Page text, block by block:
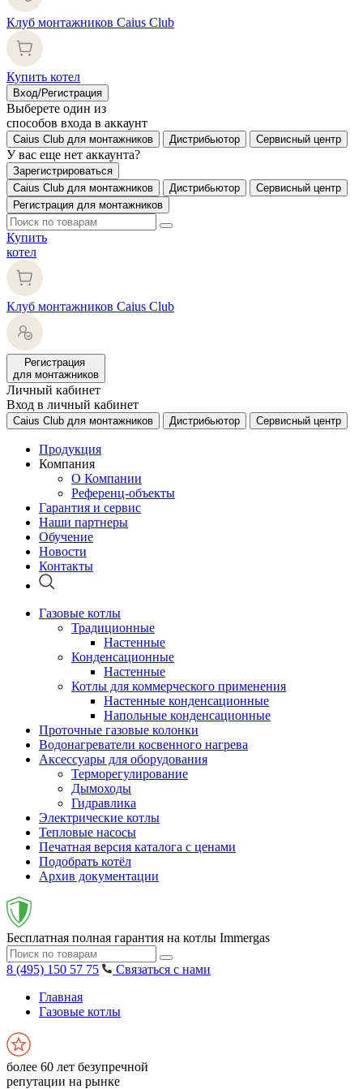
Клуб монтажников Caius Club
Купить котел
Вход/Регистрация
Выберете один из
способов входа в аккаунт
Caius Club для монтажников Дистрибьютор Сервисный центр
У вас еще нет аккаунта?
Зарегистрироваться
Caius Club для монтажников
Дистрибьютор
Сервисный центр
Регистрация для монтажников
Купить
котел
Клуб монтажников Caius Club
Регистрация
для монтажников
Личный кабинет
Вход в личный кабинет
Caius Club для монтажников Дистрибьютор Сервисный центр
Продукция
Компания
О Компании
Референц-объекты
Гарантия и сервис
Наши партнеры
Обучение
Новости
Контакты
Газовые котлы
Традиционные
Настенные
Конденсационные
Настенные
Котлы для коммерческого применения
Настенные конденсационные
Напольные конденсационные
Проточные газовые колонки
Водонагреватели косвенного нагрева
Аксессуары для оборудования
Терморегулирование
Дымоходы
Гидравлика
Электрические котлы
Тепловые насосы
Печатная версия каталога с ценами
Подобрать котёл
Архив документации
Бесплатная полная гарантия на котлы Immergas
8 (495) 150 57 75
Связаться с нами
Главная
Газовые котлы
более 60 лет безупречной
репутации на рынке